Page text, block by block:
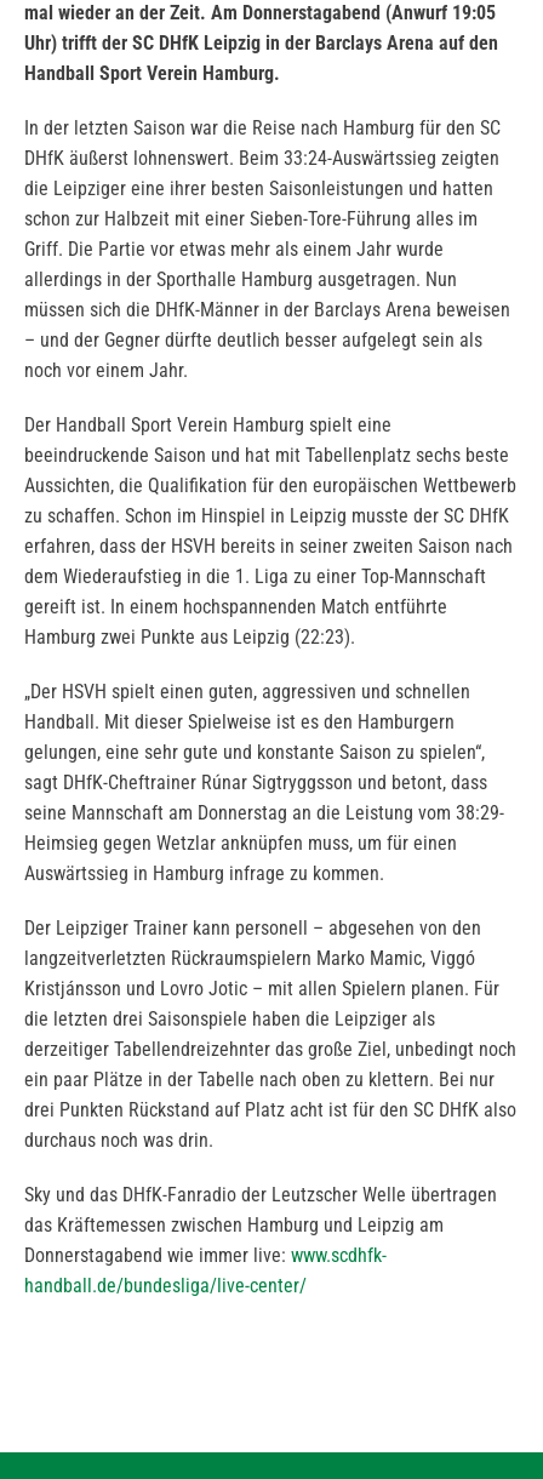
mal wieder an der Zeit. Am Donnerstagabend (Anwurf 19:05
Uhr) trifft der SC DHfK Leipzig in der Barclays Arena auf den
Handball Sport Verein Hamburg.
In der letzten Saison war die Reise nach Hamburg für den SC
DHfK äußerst lohnenswert. Beim 33:24-Auswärtssieg zeigten
die Leipziger eine ihrer besten Saisonleistungen und hatten
schon zur Halbzeit mit einer Sieben-Tore-Führung alles im
Griff. Die Partie vor etwas mehr als einem Jahr wurde
allerdings in der Sporthalle Hamburg ausgetragen. Nun
müssen sich die DHfK-Männer in der Barclays Arena beweisen
– und der Gegner dürfte deutlich besser aufgelegt sein als
noch vor einem Jahr.
Der Handball Sport Verein Hamburg spielt eine
beeindruckende Saison und hat mit Tabellenplatz sechs beste
Aussichten, die Qualifikation für den europäischen Wettbewerb
zu schaffen. Schon im Hinspiel in Leipzig musste der SC DHfK
erfahren, dass der HSVH bereits in seiner zweiten Saison nach
dem Wiederaufstieg in die 1. Liga zu einer Top-Mannschaft
gereift ist. In einem hochspannenden Match entführte
Hamburg zwei Punkte aus Leipzig (22:23).
„Der HSVH spielt einen guten, aggressiven und schnellen
Handball. Mit dieser Spielweise ist es den Hamburgern
gelungen, eine sehr gute und konstante Saison zu spielen“,
sagt DHfK-Cheftrainer Rúnar Sigtryggsson und betont, dass
seine Mannschaft am Donnerstag an die Leistung vom 38:29-
Heimsieg gegen Wetzlar anknüpfen muss, um für einen
Auswärtssieg in Hamburg infrage zu kommen.
Der Leipziger Trainer kann personell – abgesehen von den
langzeitverletzten Rückraumspielern Marko Mamic, Viggó
Kristjánsson und Lovro Jotic – mit allen Spielern planen. Für
die letzten drei Saisonspiele haben die Leipziger als
derzeitiger Tabellendreizehnter das große Ziel, unbedingt noch
ein paar Plätze in der Tabelle nach oben zu klettern. Bei nur
drei Punkten Rückstand auf Platz acht ist für den SC DHfK also
durchaus noch was drin.
Sky und das DHfK-Fanradio der Leutzscher Welle übertragen
das Kräftemessen zwischen Hamburg und Leipzig am
Donnerstagabend wie immer live: www.scdhfk-
handball.de/bundesliga/live-center/